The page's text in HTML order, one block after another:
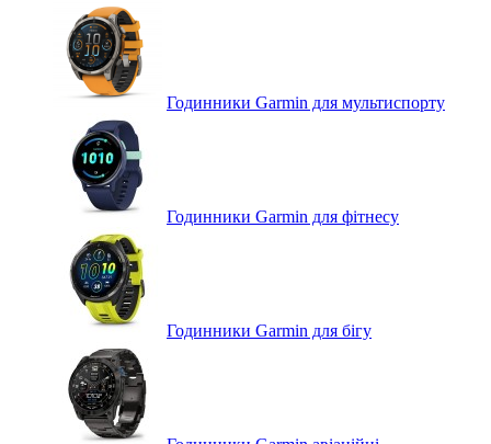
Годинники Garmin для мультиспорту
Годинники Garmin для фітнесу
Годинники Garmin для бігу